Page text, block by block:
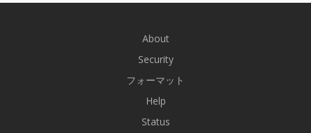
About
Security
フォーマット
Help
Status